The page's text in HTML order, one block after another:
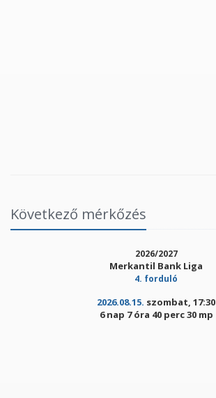
Következő mérkőzés
2026/2027
Merkantil Bank Liga
4. forduló
2026.08.15. szombat, 17:30
6 nap 7 óra 40 perc 30 mp